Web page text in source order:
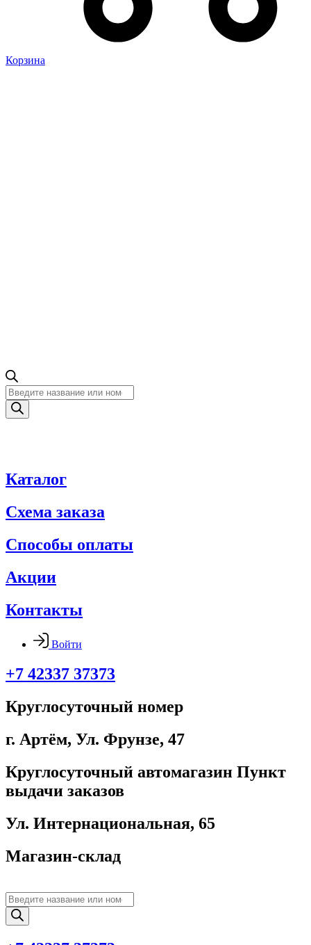
Корзина
Поиск
товаров
Каталог
Схема заказа
Способы оплаты
Акции
Контакты
Войти
+7 42337 37373
Круглосуточный номер
г. Артём, ​Ул. Фрунзе, 47
Круглосуточный автомагазин Пункт
выдачи заказов
Ул. Интернациональная, 65
Магазин-склад
Поиск
товаров